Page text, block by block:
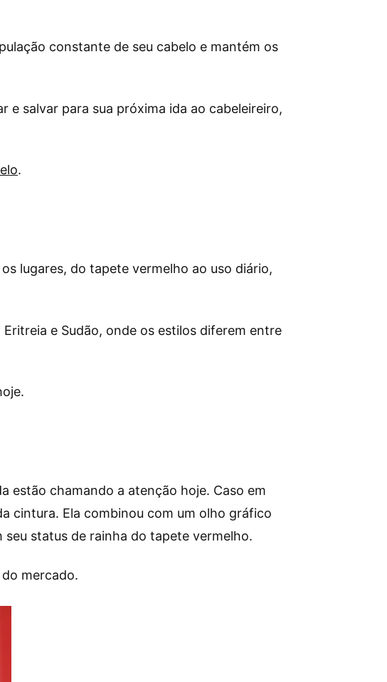
constante de seu cabelo e mantém os
e salvar para sua próxima ida ao cabeleireiro,
.
lugares, do tapete vermelho ao uso diário,
e Sudão, onde os estilos diferem entre
estão chamando a atenção hoje. Caso em
cintura. Ela combinou com um olho gráfico
status de rainha do tapete vermelho.
do mercado.